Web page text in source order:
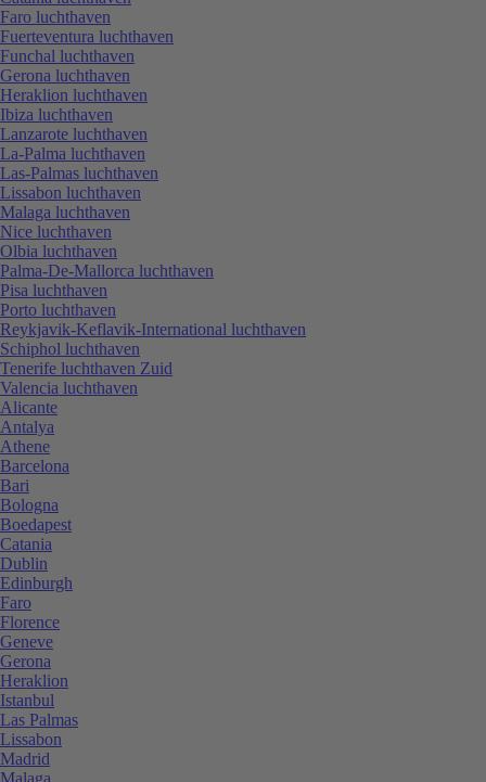
Faro luchthaven
Fuerteventura luchthaven
Funchal luchthaven
Gerona luchthaven
Heraklion luchthaven
Ibiza luchthaven
Lanzarote luchthaven
La-Palma luchthaven
Las-Palmas luchthaven
Lissabon luchthaven
Malaga luchthaven
Nice luchthaven
Olbia luchthaven
Palma-De-Mallorca luchthaven
Pisa luchthaven
Porto luchthaven
Reykjavik-Keflavik-International luchthaven
Schiphol luchthaven
Tenerife luchthaven Zuid
Valencia luchthaven
Alicante
Antalya
Athene
Barcelona
Bari
Bologna
Boedapest
Catania
Dublin
Edinburgh
Faro
Florence
Geneve
Gerona
Heraklion
Istanbul
Las Palmas
Lissabon
Madrid
Malaga